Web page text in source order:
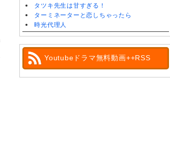
タツキ先生は甘すぎる！
ターミネーターと恋しちゃったら
時光代理人
Youtubeドラマ無料動画++RSS